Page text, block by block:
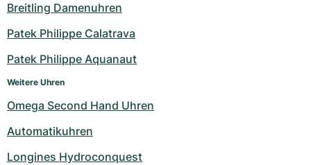
Breitling Damenuhren
Patek Philippe Calatrava
Patek Philippe Aquanaut
Weitere Uhren
Omega Second Hand Uhren
Automatikuhren
Longines Hydroconquest